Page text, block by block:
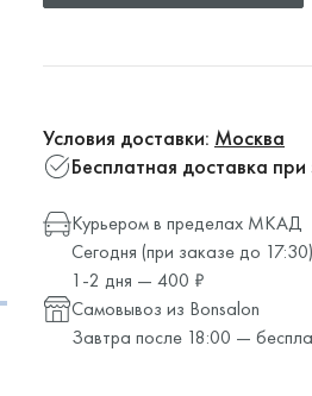
Условия доставки: Москва
Бесплатная доставка
Курьером в пределах МКАД
Сегодня (при заказе до
1-2 дня — 400 ₽
Самовывоз из Bonsalon
Завтра после 18:00 —